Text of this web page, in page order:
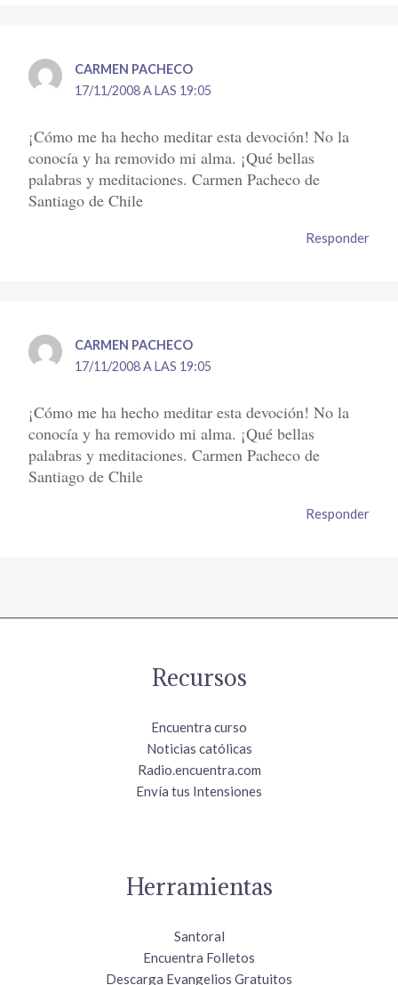
CARMEN PACHECO
17/11/2008 A LAS 19:05
¡Cómo me ha hecho meditar esta devoción! No la
conocía y ha removido mi alma. ¡Qué bellas
palabras y meditaciones. Carmen Pacheco de
Santiago de Chile
Responder
CARMEN PACHECO
17/11/2008 A LAS 19:05
¡Cómo me ha hecho meditar esta devoción! No la
conocía y ha removido mi alma. ¡Qué bellas
palabras y meditaciones. Carmen Pacheco de
Santiago de Chile
Responder
Recursos
Encuentra curso
Noticias católicas
Radio.encuentra.com
Envía tus Intensiones
Herramientas
Santoral
Encuentra Folletos
Descarga Evangelios Gratuitos